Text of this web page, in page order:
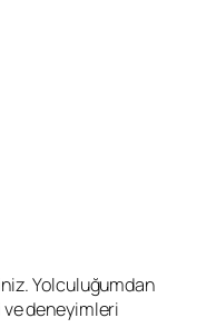
Yolculuğumdan
deneyimleri